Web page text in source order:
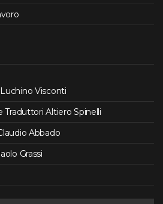
Visconti
Traduttori Altiero Spinelli
Abbado
Grassi